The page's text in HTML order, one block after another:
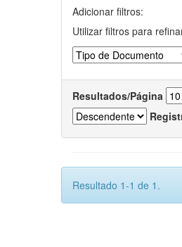
Adicionar filtros:
Utilizar filtros para
Resultados/Página
Resultado 1-1 de 1.